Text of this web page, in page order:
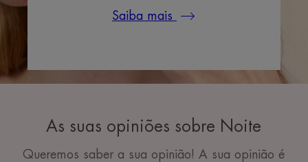
Saiba mais
As suas opiniões sobre Noite
Queremos saber a sua opinião! A sua opinião é